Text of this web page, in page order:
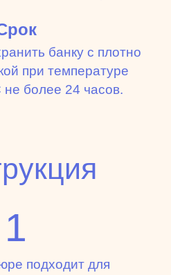
банку с плотно
при температуре
не более 24 часов.
1
подходит для